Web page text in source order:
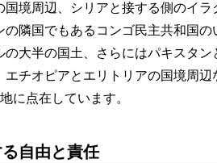
境周辺、シリアと接する側のイラ
隣国でもあるコンゴ民主共和国の
の大半の国土、さらにはパキスタン
チオピアとエリトリアの国境周辺
に点在しています。
る自由と責任